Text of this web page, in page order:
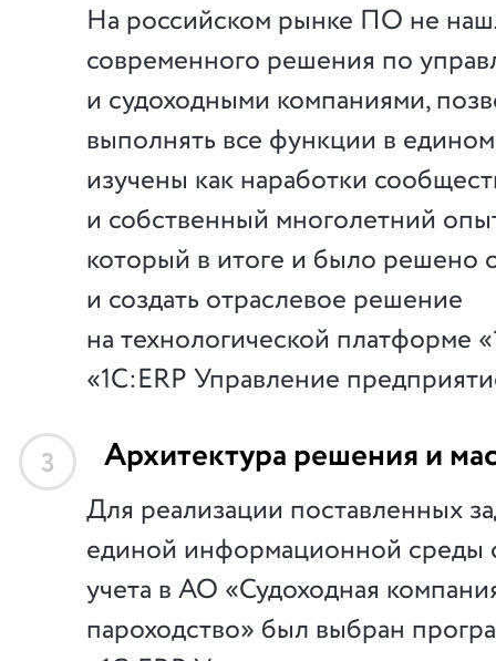
На российском рынке ПО не
современного решения по
и судоходными компаниями,
выполнять все функции в
изучены как наработки
и собственный многолетний
который в итоге и было решено
и создать отраслевое решение
на технологической платформе
«1С:ERP Управление
3 Архитектура решения и
Для реализации поставленных
единой информационной среды
учета в АО «Судоходная
пароходство» был выбран